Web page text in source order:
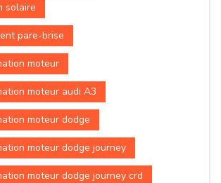
solaire
pare-brise
moteur
moteur audi A3
moteur dodge
moteur dodge journey
moteur dodge journey crd